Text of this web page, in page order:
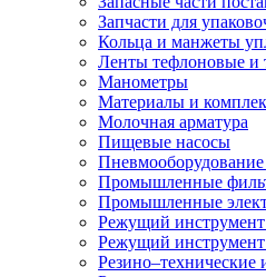
Запчасти для
Кольца и манжеты
Ленты тефлоновые и
Манометры
Материалы и
Молочная арматура
Пищевые насосы
Пневмооборудование
Промышленные
Промышленные
Режущий инструмент
Режущий инструмент